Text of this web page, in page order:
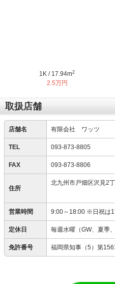
1K / 17.94m2
2.5万円
取扱店舗
店舗名 有限会社 ワッツ
TEL 093-873-8805
FAX 093-873-8806
住所
北九州市戸畑区沢見2
営業時間 9:00～18:00 ※日祝は
定休日 毎週水曜（GW、夏季
免許番号 福岡県知事（5）第